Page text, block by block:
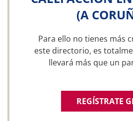
(A
Para ello no tienes más
este directorio, es
llevará más que un
REGÍSTRATE